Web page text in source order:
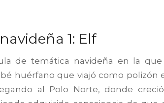
1: Elf
de temática navideña en la que
huérfano que viajó como polizón
al Polo Norte, donde